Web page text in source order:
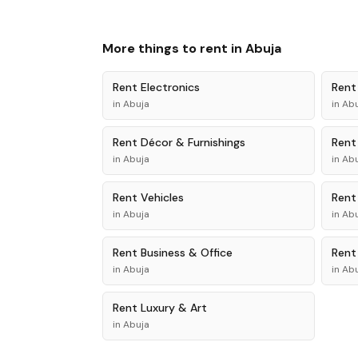
More things to rent in Abuja
Rent Electronics
in Abuja
Rent
in
Rent Décor & Furnishings
in Abuja
Rent
in
Rent Vehicles
in Abuja
Rent
in
Rent Business & Office
in Abuja
Rent
in
Rent Luxury & Art
in Abuja